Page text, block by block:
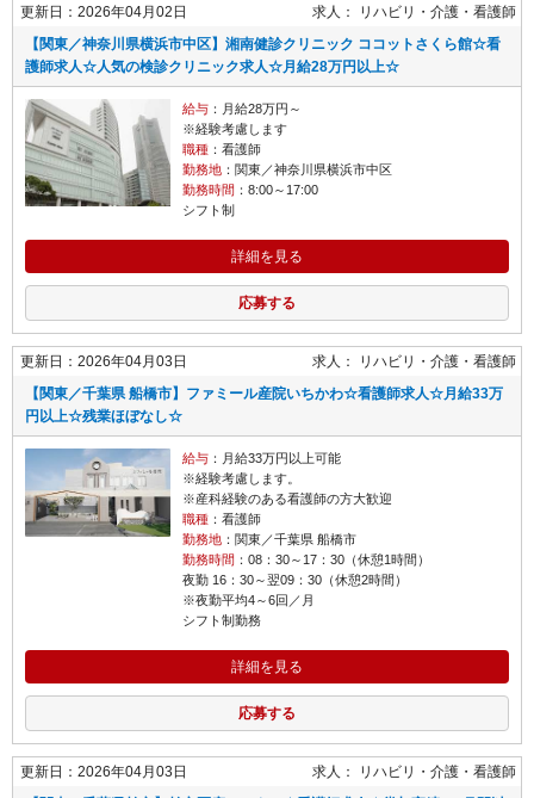
更新日：2026年04月02日 求人： リハビリ・介護
看護師
【関東／神奈川県横浜市中区】湘南健診クリニック ココットさくら館☆看
護師求人☆人気の検診クリニック求人☆月給28万円以上☆
給与：月給28万円～
※経験考慮します
職種：看護師
勤務地：関東／神奈川県横浜市中区
勤務時間 ：8:00～17:00
シフト制
詳細を見る
応募する
更新日：2026年04月03日 求人： リハビリ・介護
看護師
【関東／千葉県 船橋市】ファミール産院いちかわ☆看護師求人☆月給33万
円以上☆残業ほぼなし☆
給与：月給33万円以上可能
※経験考慮します。
※産科経験のある看護師の方大歓迎
職種：看護師
勤務地：関東／千葉県 船橋市
勤務時間 ：08：30～17：30（休憩1時間）
夜勤 16：30～翌09：30（休憩2時間）
※夜勤平均4～6回／月
シフト制勤務
詳細を見る
応募する
更新日：2026年04月03日 求人： リハビリ・介護
看護師